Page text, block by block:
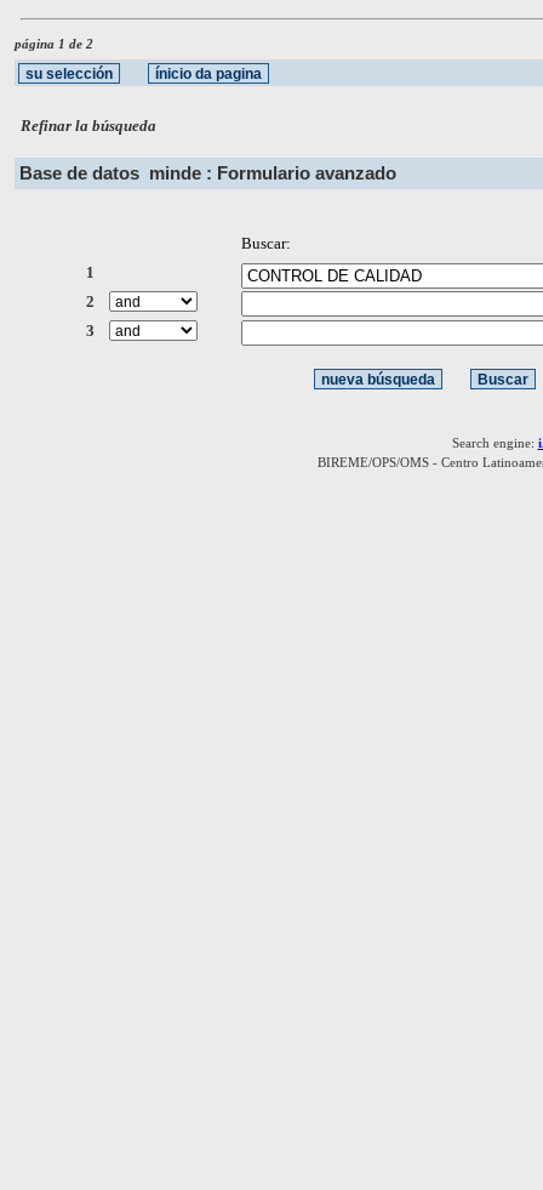
página 1 de 2
Refinar la búsqueda
Base de datos minde : Formulario avanzado
Buscar:
1
2
3
Search engine:
BIREME/OPS/OMS - Centro